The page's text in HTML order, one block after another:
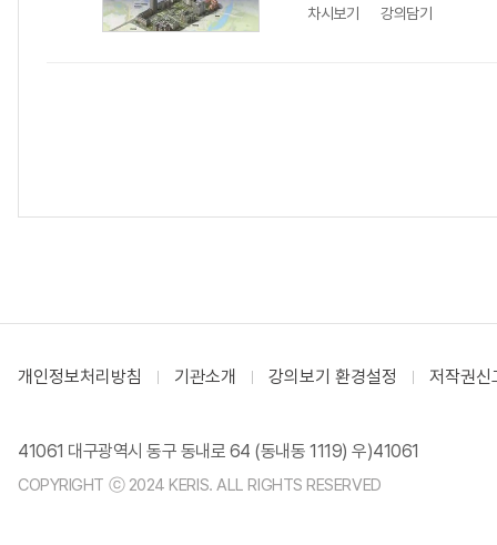
차시보기
강의담기
개인정보처리방침 기관소개 강의보기 환경설정 저작권신
41061 대구광역시 동구 동내로 64 (동내동 1119) 우)41061
COPYRIGHT ⓒ 2024 KERIS. ALL RIGHTS RESERVED